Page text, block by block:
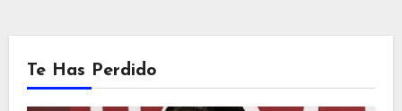
Te Has Perdido